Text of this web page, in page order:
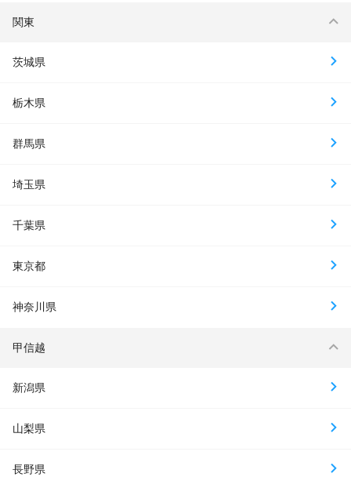
関東
茨城県
栃木県
群馬県
埼玉県
千葉県
東京都
神奈川県
甲信越
新潟県
山梨県
長野県